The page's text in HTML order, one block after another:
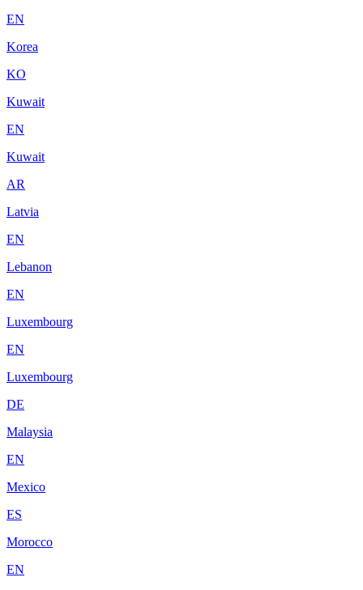
EN
Korea
KO
Kuwait
EN
Kuwait
AR
Latvia
EN
Lebanon
EN
Luxembourg
EN
Luxembourg
DE
Malaysia
EN
Mexico
ES
Morocco
EN